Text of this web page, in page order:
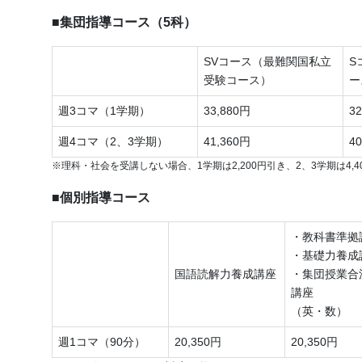
■集団指導コース（5科）
SVコース（最難関国私立
受験コース）
S
週3コマ（1学期） 33,880円
週4コマ（2、3学期） 41,360円
※理科・社会を受講しない場合、1学期は2,200円引き、2、3学期は
■個別指導コース
国語読解力養成講座
・教科書準
・基礎力養
・集団授業
講座
（英・数）
週1コマ（90分） 20,350円
20,350円